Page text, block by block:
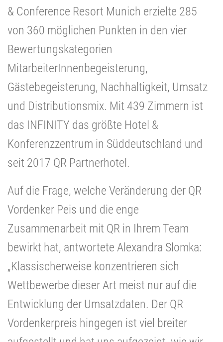
& Conference Resort Munich erzielte 285
von 360 möglichen Punkten in den vier
Bewertungskategorien
MitarbeiterInnenbegeisterung,
Gästebegeisterung, Nachhaltigkeit, Umsatz
und Distributionsmix. Mit 439 Zimmern ist
das INFINITY das größte Hotel &
Konferenzzentrum in Süddeutschland und
seit 2017 QR Partnerhotel.
Auf die Frage, welche Veränderung der QR
Vordenker Peis und die enge
Zusammenarbeit mit QR in Ihrem Team
bewirkt hat, antwortete Alexandra Slomka:
„Klassischerweise konzentrieren sich
Wettbewerbe dieser Art meist nur auf die
Entwicklung der Umsatzdaten. Der QR
Vordenkerpreis hingegen ist viel breiter